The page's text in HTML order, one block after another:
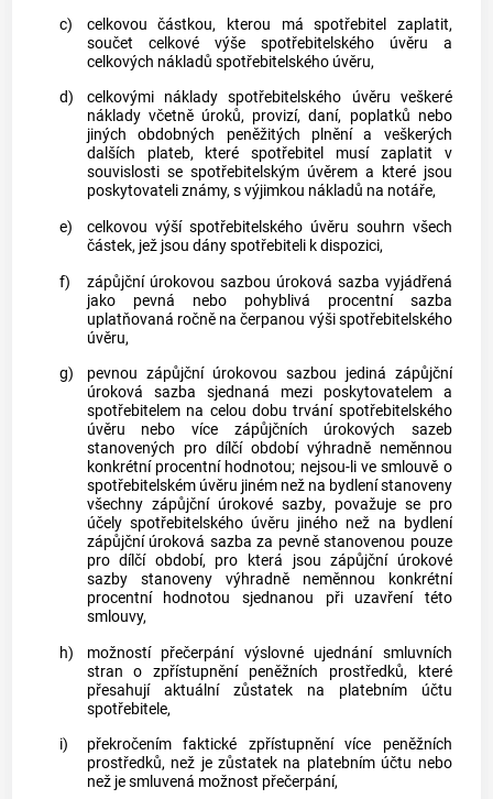
c)
celkovou částkou, kterou máspotřebitel
zaplatit,
součet celkové výše spotřebitelského úvěru a
celkových nákladů spotřebitelského úvěru,
d)
celkovými náklady spotřebitelského úvěru veškeré
náklady včetně úroků, provizí, daní, poplatků nebo
jiných obdobných peněžitých plnění a veškerých
dalších plateb, kteréspotřebitel musí zaplatit v
souvislosti se spotřebitelským úvěrema které jsou
poskytovateliznámy, s výjimkou nákladů na notáře,
e)
celkovou výší spotřebitelského úvěru souhrn všech
částek, jež jsou dányspotřebitelik dispozici,
f)
zápůjční úrokovou sazbou úroková sazba vyjádřená
jako pevná nebo pohyblivá procentní sazba
uplatňovaná ročně na čerpanou výšispotřebitelského
úvěru,
g)
pevnou zápůjční úrokovou sazbou jediná zápůjční
úroková sazba sjednaná mezi poskytovatelema
spotřebitelemna celou dobu trvání spotřebitelského
úvěru nebo více zápůjčních úrokových sazeb
stanovených pro dílčí období výhradně neměnnou
konkrétní procentní hodnotou; nejsou-li ve smlouvě o
spotřebitelském úvěru jiném než na bydlení stanoveny
všechny zápůjční úrokové sazby, považuje se pro
účely spotřebitelského úvěru jiného než na bydlení
zápůjční úroková sazba za pevně stanovenou pouze
pro dílčí období, pro která jsouzápůjční úrokové
sazbystanoveny výhradně neměnnou konkrétní
procentní hodnotou sjednanou při uzavření této
smlouvy,
h)
možností přečerpání výslovné ujednání smluvních
stran o zpřístupnění peněžních prostředků, které
přesahují aktuální zůstatek na platebním účtu
spotřebitele,
i)
překročením faktické zpřístupnění více peněžních
prostředků, než je zůstatek na platebním účtu nebo
než je smluvená možnost přečerpání,